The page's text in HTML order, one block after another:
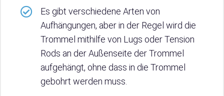
Es gibt verschiedene Arten von
Aufhängungen, aber in der Regel wird die
Trommel mithilfe von Lugs oder Tension
Rods an der Außenseite der Trommel
aufgehängt, ohne dass in die Trommel
gebohrt werden muss.